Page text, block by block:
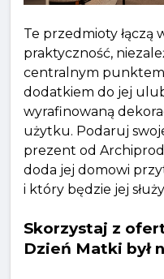
Te przedmioty łączą
praktyczność,
centralnym
dodatkiem do jej
wyrafinowaną
użytku. Podaruj
prezent od
doda jej domowi
i który będzie jej
Skorzystaj z
Dzień Matki był